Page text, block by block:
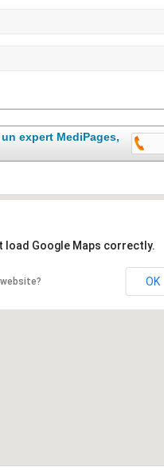
expert MediPages,
load Google Maps correctly.
OK